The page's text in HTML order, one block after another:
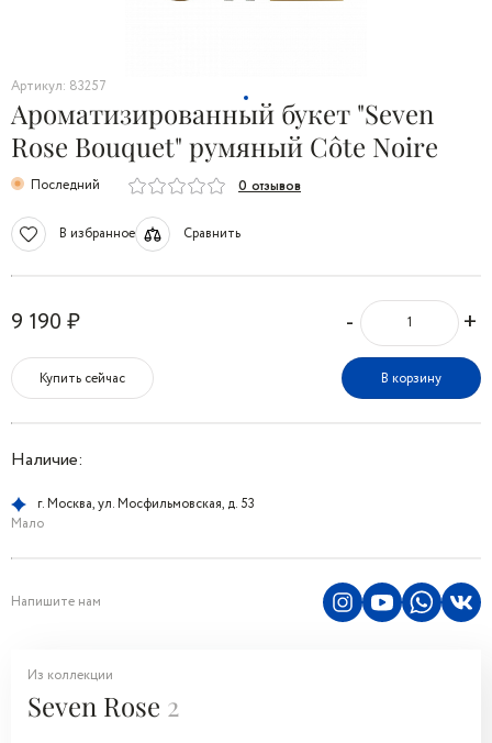
Артикул: 83257
Ароматизированный букет "Seven
Rose Bouquet" румяный Côte Noire
Последний 0 отзывов
В избранное Сравнить
9 190 ₽ - +
Купить сейчас В корзину
Наличие:
г. Москва, ул. Мосфильмовская, д. 53
Мало
Напишите нам
Из коллекции
Seven Rose 2